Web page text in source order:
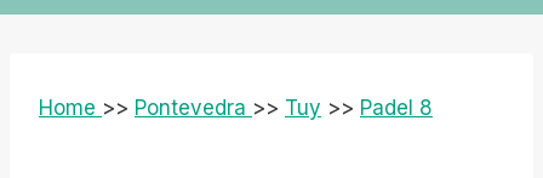
Home >> Pontevedra >> Tuy >> Padel 8